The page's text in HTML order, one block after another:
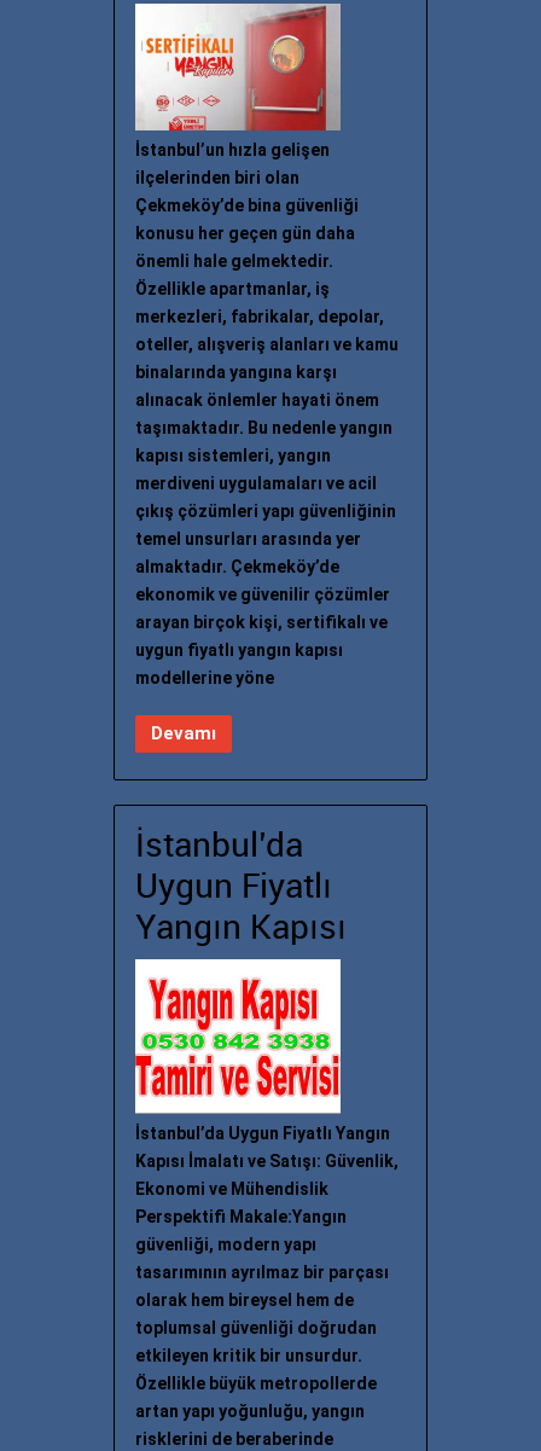
İstanbul’un hızla gelişen
ilçelerinden biri olan
Çekmeköy’de bina güvenliği
konusu her geçen gün daha
önemli hale gelmektedir.
Özellikle apartmanlar, iş
merkezleri, fabrikalar, depolar,
oteller, alışveriş alanları ve kamu
binalarında yangına karşı
alınacak önlemler hayati önem
taşımaktadır. Bu nedenle yangın
kapısı sistemleri, yangın
merdiveni uygulamaları ve acil
çıkış çözümleri yapı güvenliğinin
temel unsurları arasında yer
almaktadır. Çekmeköy’de
ekonomik ve güvenilir çözümler
arayan birçok kişi, sertifikalı ve
uygun fiyatlı yangın kapısı
modellerine yöne
Devamı
İstanbul’da
Uygun Fiyatlı
Yangın Kapısı
İstanbul’da Uygun Fiyatlı Yangın
Kapısı İmalatı ve Satışı: Güvenlik,
Ekonomi ve Mühendislik
Perspektifi Makale:Yangın
güvenliği, modern yapı
tasarımının ayrılmaz bir parçası
olarak hem bireysel hem de
toplumsal güvenliği doğrudan
etkileyen kritik bir unsurdur.
Özellikle büyük metropollerde
artan yapı yoğunluğu, yangın
risklerini de beraberinde